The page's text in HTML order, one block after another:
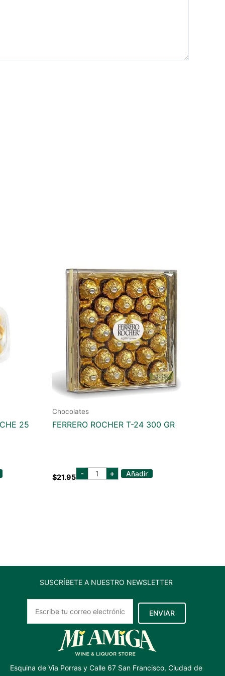
25
Chocolates
FERRERO ROCHER T-24 300 GR
$21.95 - FERRERO
ROCHER
+ Añadir
SUSCRÍBETE A NUESTRO NEWSLETTER
ENVIAR
Esquina de Via Porras y Calle 67 San Francisco, Ciudad de